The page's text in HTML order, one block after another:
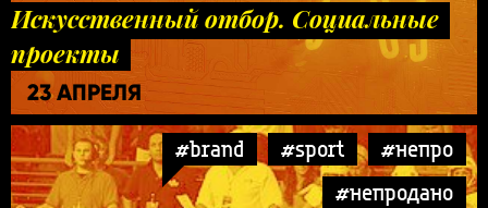
Искусственный отбор. Социальные
проекты
23 АПРЕЛЯ
#brand #sport
#непро
#непродано